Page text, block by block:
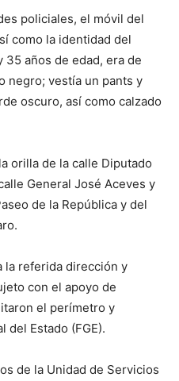
policiales, el móvil del
como la identidad del
años de edad, era de
negro; vestía un pants y
oscuro, así como calzado
orilla de la calle Diputado
General José Aceves y
de la República y del
la referida dirección y
con el apoyo de
el perímetro y
del Estado (FGE).
de la Unidad de Servicios